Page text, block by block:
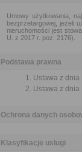
Umowy użytkowania,
bezprzetargowej, jeżeli
nieruchomości jest
U. z 2017 r. poz. 2176).
Podstawa prawna
Ustawa z dnia
Ustawa z dnia
Ochrona danych
Klasyfikacje usługi